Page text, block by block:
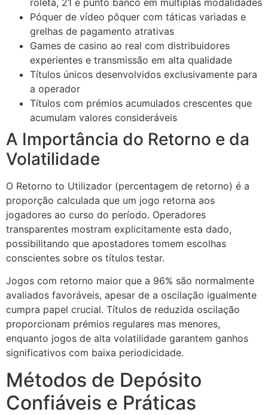
roleta, 21 e punto banco em múltiplas modalidades
Póquer de vídeo pôquer com táticas variadas e
grelhas de pagamento atrativas
Games de casino ao real com distribuidores
experientes e transmissão em alta qualidade
Títulos únicos desenvolvidos exclusivamente para
a operador
Títulos com prémios acumulados crescentes que
acumulam valores consideráveis
A Importância do Retorno e da
Volatilidade
O Retorno to Utilizador (percentagem de retorno) é a
proporção calculada que um jogo retorna aos
jogadores ao curso do período. Operadores
transparentes mostram explicitamente esta dado,
possibilitando que apostadores tomem escolhas
conscientes sobre os títulos testar.
Jogos com retorno maior que a 96% são normalmente
avaliados favoráveis, apesar de a oscilação igualmente
cumpra papel crucial. Títulos de reduzida oscilação
proporcionam prémios regulares mas menores,
enquanto jogos de alta volatilidade garantem ganhos
significativos com baixa periodicidade.
Métodos de Depósito
Confiáveis e Práticas